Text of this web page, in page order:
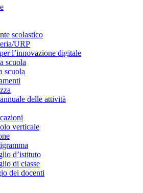
scolastico
URP
l’innovazione digitale
scuola
scuola
delle attività
verticale
d’istituto
di classe
dei docenti